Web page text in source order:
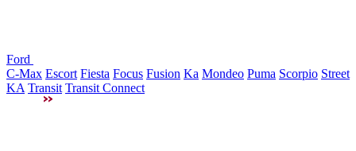
Ford
C-Max Escort Fiesta Focus Fusion Ka Mondeo Puma Scorpio Street
KA Transit Transit Connect